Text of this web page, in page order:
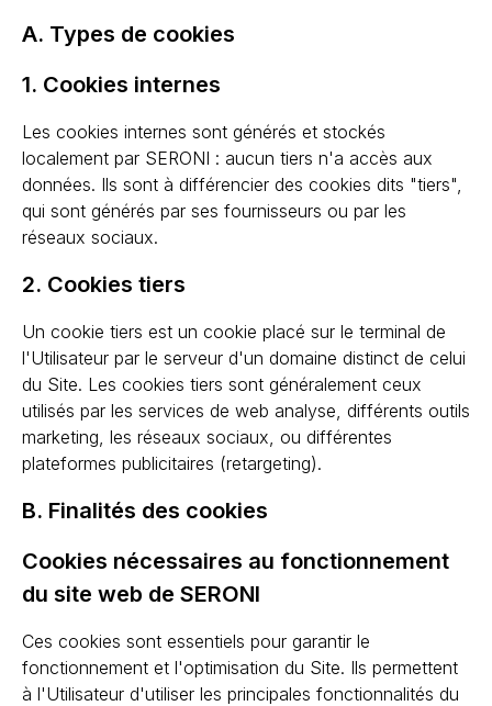
A. Types de cookies
1. Cookies internes
Les cookies internes sont générés et stockés
localement par SERONI : aucun tiers n'a accès aux
données. Ils sont à différencier des cookies dits "tiers",
qui sont générés par ses fournisseurs ou par les
réseaux sociaux.
2. Cookies tiers
Un cookie tiers est un cookie placé sur le terminal de
l'Utilisateur par le serveur d'un domaine distinct de celui
du Site. Les cookies tiers sont généralement ceux
utilisés par les services de web analyse, différents outils
marketing, les réseaux sociaux, ou différentes
plateformes publicitaires (retargeting).
B. Finalités des cookies
Cookies nécessaires au fonctionnement
du site web de SERONI
Ces cookies sont essentiels pour garantir le
fonctionnement et l'optimisation du Site. Ils permettent
à l'Utilisateur d'utiliser les principales fonctionnalités du